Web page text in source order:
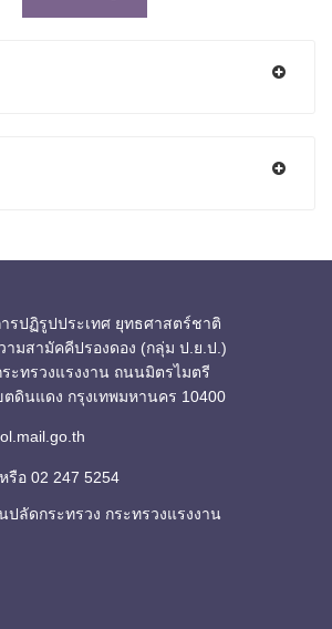
รปฏิรูปประเทศ ยุทธศาสตร์ชาติ
ามสามัคคีปรองดอง (กลุ่ม ป.ย.ป.)
ะทรวงแรงงาน ถนนมิตรไมตรี
ดินแดง กรุงเทพมหานคร 10400
รือ 02 247 5254
ปลัดกระทรวง กระทรวงแรงงาน